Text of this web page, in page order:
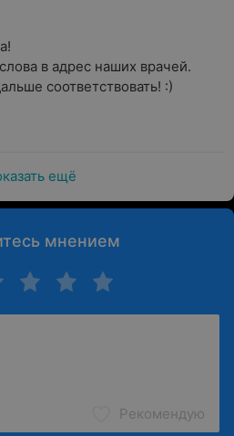
в адрес наших врачей.
соответствовать! :)
ещё
мнением
Рекомендую